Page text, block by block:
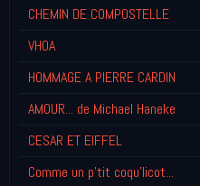
CHEMIN DE COMPOSTELLE
VHOA
HOMMAGE A PIERRE CARDIN
AMOUR... de Michael Haneke
CESAR ET EIFFEL
Comme un p'tit coqu'licot...